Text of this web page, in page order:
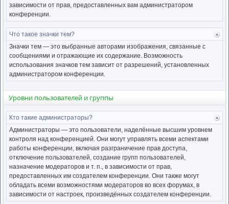
зависимости от прав, предоставленных вам администратором
конференции.
Что такое значки тем?
Значки тем — это выбранные авторами изображения, связанные с
сообщениями и отражающие их содержание. Возможность
использования значков тем зависит от разрешений, установленных
администратором конференции.
Уровни пользователей и группы
Кто такие администраторы?
Администраторы — это пользователи, наделённые высшим уровнем
контроля над конференцией. Они могут управлять всеми аспектами
работы конференции, включая разграничение прав доступа,
отключение пользователей, создание групп пользователей,
назначение модераторов и т. п., в зависимости от прав,
предоставленных им создателем конференции. Они также могут
обладать всеми возможностями модераторов во всех форумах, в
зависимости от настроек, произведённых создателем конференции.